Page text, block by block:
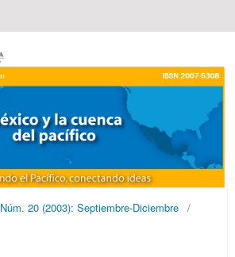
Núm. 20 (2003): Septiembre-Diciembre /